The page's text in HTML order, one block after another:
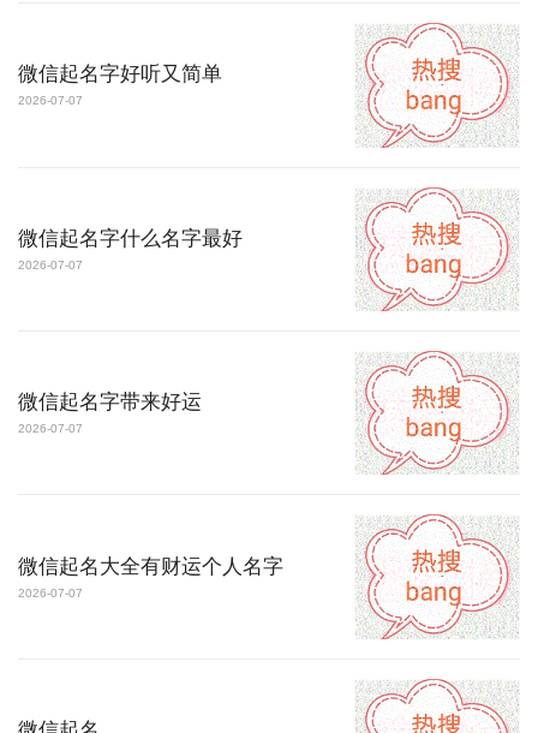
微信起名字好听又简单
2026-07-07
微信起名字什么名字最好
2026-07-07
微信起名字带来好运
2026-07-07
微信起名大全有财运个人名字
2026-07-07